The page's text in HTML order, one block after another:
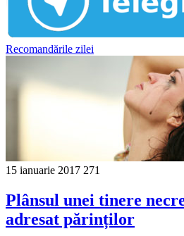
Recomandările zilei
15 ianuarie 2017 271
Plânsul unei tinere
adresat părinților